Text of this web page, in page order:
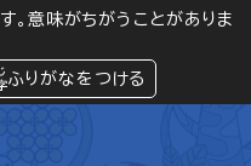
。意味がちがうことがありま
ふりがなをつける
閲覧支援
緊急情報